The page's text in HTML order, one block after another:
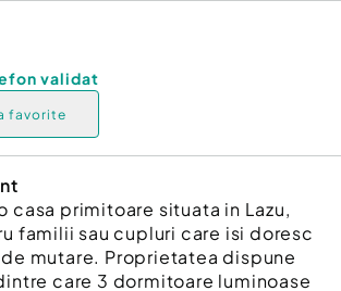
validat
favorite
casa primitoare situata in Lazu,
familii sau cupluri care isi doresc
mutare. Proprietatea dispune
care 3 dormitoare luminoase